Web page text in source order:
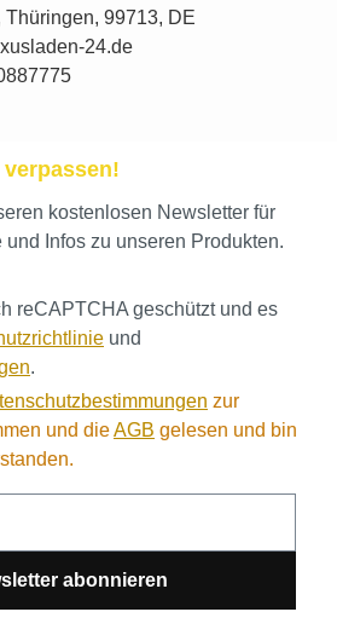
99713, DE
24.de
kostenlosen Newsletter für
Infos zu unseren Produkten.
reCAPTCHA geschützt und es
und
.
zur
und dieAGB gelesen und bin
abonnieren